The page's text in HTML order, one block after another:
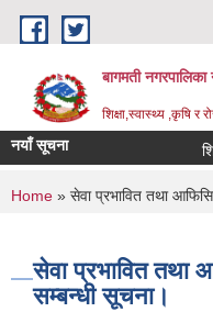
Skip to main content
बागमती नगरपालिका
शिक्षा,स्वास्थ्य ,कृषि र
नयाँ सूचना
You are here
Home » सेवा प्रभावित तथा
सेवा प्रभावित तथा
सम्बन्धी सूचना।